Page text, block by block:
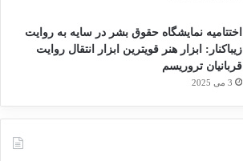
اختتامیه نمایشگاه حقوق بشر در سایه به روایت
زیباکنار: ابزار هنر قویترین ابزار انتقال روایت
قربانیان تروریسم
3 می 2025